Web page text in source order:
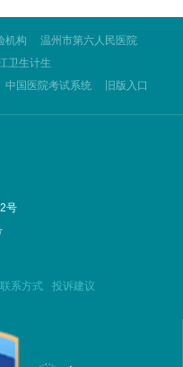
机构
温州市第六人民医院
卫生计生
中国医院考试系统 旧版入口
号
联系方式 投诉建议